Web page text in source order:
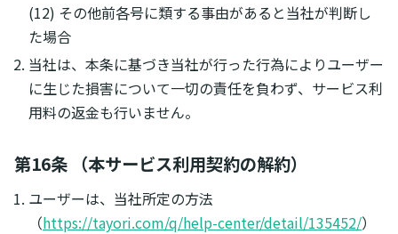
(12) その他前各号に類する事由があると当社が判断し
た場合
当社は、本条に基づき当社が行った行為によりユーザー
に生じた損害について一切の責任を負わず、サービス利
用料の返金も行いません。
第16条 （本サービス利用契約の解約）
ユーザーは、当社所定の方法
（https://tayori.com/q/help-center/detail/135452/）